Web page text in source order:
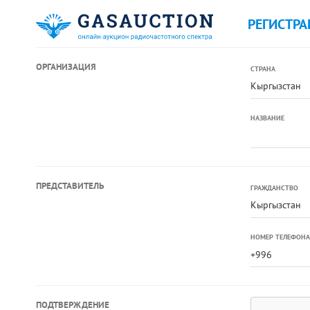
ОРГАНИЗАЦИЯ СТРАНА
Кыргызстан
НАЗВАНИЕ
ПРЕДСТАВИТЕЛЬ ГРАЖДАНСТВО
Кыргызстан
НОМЕР ТЕЛЕФОНА
ПОДТВЕРЖДЕНИЕ